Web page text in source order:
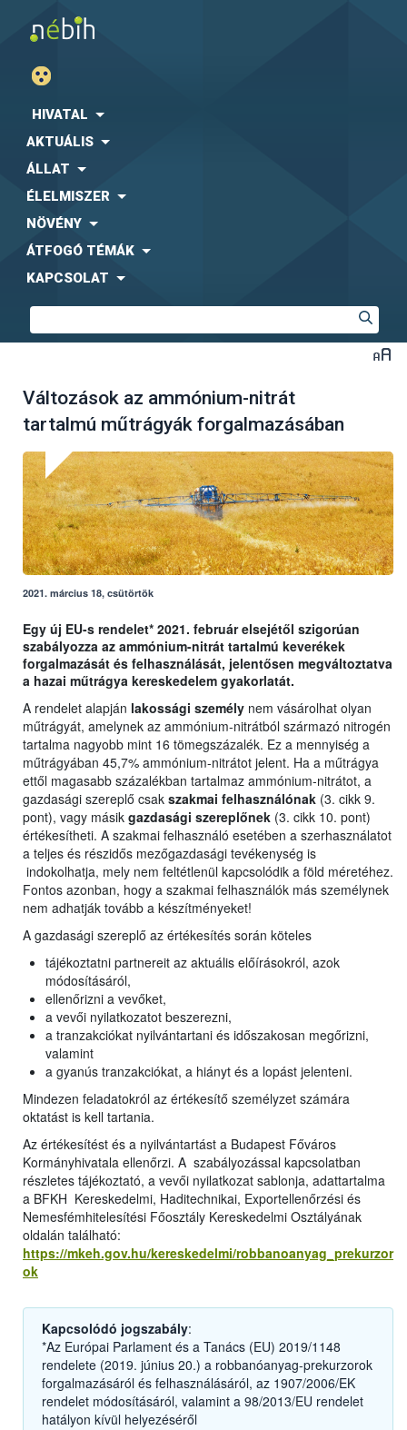
HIVATAL
AKTUÁLIS
ÁLLAT
ÉLELMISZER
NÖVÉNY
ÁTFOGÓ TÉMÁK
KAPCSOLAT
Változások az ammónium-nitrát
tartalmú műtrágyák forgalmazásában
2021. március 18, csütörtök
Egy új EU-s rendelet* 2021. február elsejétől szigorúan
szabályozza az ammónium-nitrát tartalmú keverékek
forgalmazását és felhasználását, jelentősen megváltoztatva
a hazai műtrágya kereskedelem gyakorlatát.
A rendelet alapján lakossági személy nem vásárolhat olyan
műtrágyát, amelynek az ammónium-nitrátból származó nitrogén
tartalma nagyobb mint 16 tömegszázalék. Ez a mennyiség a
műtrágyában 45,7% ammónium-nitrátot jelent. Ha a műtrágya
ettől magasabb százalékban tartalmaz ammónium-nitrátot, a
gazdasági szereplő csak szakmai felhasználónak (3. cikk 9.
pont), vagy másik gazdasági szereplőnek (3. cikk 10. pont)
értékesítheti. A szakmai felhasználó esetében a szerhasználatot
a teljes és részidős mezőgazdasági tevékenység is
indokolhatja, mely nem feltétlenül kapcsolódik a föld méretéhez.
Fontos azonban, hogy a szakmai felhasználók más személynek
nem adhatják tovább a készítményeket!
A gazdasági szereplő az értékesítés során köteles
tájékoztatni partnereit az aktuális előírásokról, azok
módosításáról,
ellenőrizni a vevőket,
a vevői nyilatkozatot beszerezni,
a tranzakciókat nyilvántartani és időszakosan megőrizni,
valamint
a gyanús tranzakciókat, a hiányt és a lopást jelenteni.
Mindezen feladatokról az értékesítő személyzet számára
oktatást is kell tartania.
Az értékesítést és a nyilvántartást a Budapest Főváros
Kormányhivatala ellenőrzi. A szabályozással kapcsolatban
részletes tájékoztató, a vevői nyilatkozat sablonja, adattartalma
a BFKH Kereskedelmi, Haditechnikai, Exportellenőrzési és
Nemesfémhitelesítési Főosztály Kereskedelmi Osztályának
oldalán található:
https://mkeh.gov.hu/kereskedelmi/robbanoanyag_prekurzor
ok
Kapcsolódó jogszabály:
*Az Európai Parlament és a Tanács (EU) 2019/1148
rendelete (2019. június 20.) a robbanóanyag-prekurzorok
forgalmazásáról és felhasználásáról, az 1907/2006/EK
rendelet módosításáról, valamint a 98/2013/EU rendelet
hatályon kívül helyezéséről